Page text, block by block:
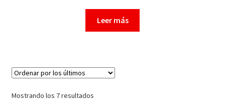
Leer más
Mostrando los 7 resultados